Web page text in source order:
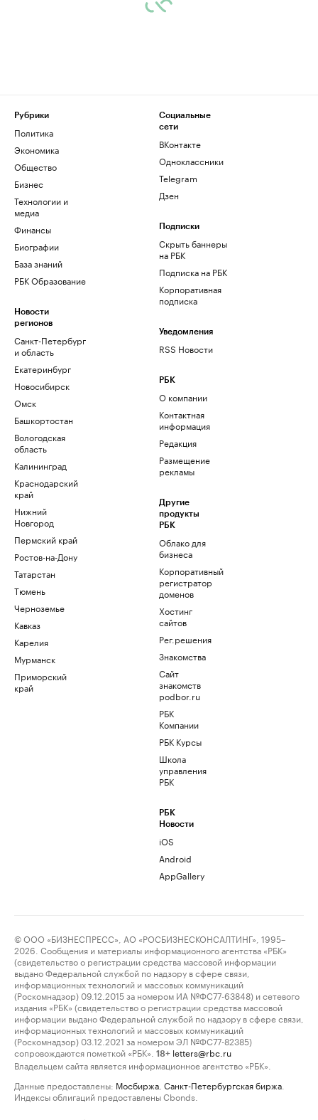
Рубрики
Политика
Экономика
Общество
Бизнес
Технологии и
медиа
Финансы
Биографии
База знаний
РБК Образование
Новости
регионов
Санкт-Петербург
и область
Екатеринбург
Новосибирск
Омск
Башкортостан
Вологодская
область
Калининград
Краснодарский
край
Нижний
Новгород
Пермский край
Ростов-на-Дону
Татарстан
Тюмень
Черноземье
Кавказ
Карелия
Мурманск
Приморский
край
Социальные
сети
ВКонтакте
Одноклассники
Telegram
Дзен
Подписки
Скрыть баннеры
на РБК
Подписка на РБК
Корпоративная
подписка
Уведомления
RSS Новости
РБК
О компании
Контактная
информация
Редакция
Размещение
рекламы
Другие
продукты
РБК
Облако для
бизнеса
Корпоративный
регистратор
доменов
Хостинг
сайтов
Рег.решения
Знакомства
Сайт
знакомств
podbor.ru
РБК
Компании
РБК Курсы
Школа
управления
РБК
РБК
Новости
iOS
Android
AppGallery
© ООО «БИЗНЕСПРЕСС», АО «РОСБИЗНЕСКОНСАЛТИНГ», 1995–
2026. Сообщения и материалы информационного агентства «РБК»
(свидетельство о регистрации средства массовой информации
выдано Федеральной службой по надзору в сфере связи,
информационных технологий и массовых коммуникаций
(Роскомнадзор) 09.12.2015 за номером ИА №ФС77-63848) и сетевого
издания «РБК» (свидетельство о регистрации средства массовой
информации выдано Федеральной службой по надзору в сфере связи,
информационных технологий и массовых коммуникаций
(Роскомнадзор) 03.12.2021 за номером ЭЛ №ФС77-82385)
сопровождаются пометкой «РБК».
18+ letters@rbc.ru
Владельцем сайта является информационное агентство «РБК».
Данные предоставлены: Мосбиржа Санкт-Петербургская биржа
Индексы облигаций предоставлены Cbonds.